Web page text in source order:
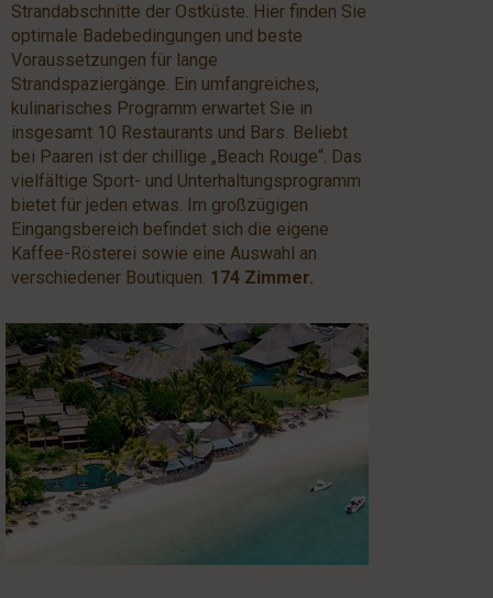
Strandabschnitte der Ostküste. Hier finden Sie
optimale Badebedingungen und beste
Voraussetzungen für lange
Strandspaziergänge. Ein umfangreiches,
kulinarisches Programm erwartet Sie in
insgesamt 10 Restaurants und Bars. Beliebt
bei Paaren ist der chillige „Beach Rouge“. Das
vielfältige Sport- und Unterhaltungsprogramm
bietet für jeden etwas. Im großzügigen
Eingangsbereich befindet sich die eigene
Kaffee-Rösterei sowie eine Auswahl an
verschiedener Boutiquen. 174 Zimmer.